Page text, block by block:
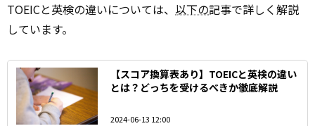
TOEICと英検の違いについては、 以下の記事で詳しく解説
しています。
【スコア換算表あり】TOEICと英検の違い
とは？どっちを受けるべきか徹底解説
2024-06-13 12:00